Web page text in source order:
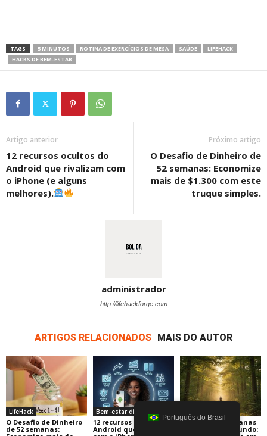
TAGS 5 MINUTOS ROTINA DE EXERCÍCIOS DE MESA SAÚDE
LIFEHACK
HACKS DE BEM-ESTAR
Artigo anterior
12 recursos ocultos do
Android que rivalizam com
o iPhone (e alguns
melhores).
Próximo artigo
O Desafio de Dinheiro de
52 semanas: Economize
mais de $1.300 com este
truque simples.
administrador
http://lifehackforge.com
ARTIGOS RELACIONADOS MAIS DO AUTOR
LifeHack
O Desafio de Dinheiro
de 52 semanas:
12 recursos ocultos do
Android que rivalizam
Desafio de 4 semanas
de trabalho profundo:
Português do Brasil